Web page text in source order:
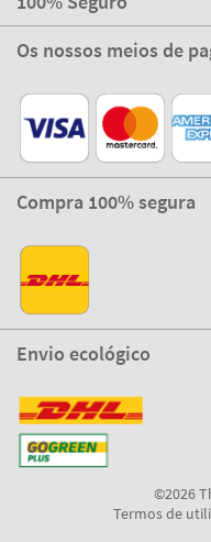
Os nossos meios de
Compra 100% segura
Envio ecológico
©2026
Termos de